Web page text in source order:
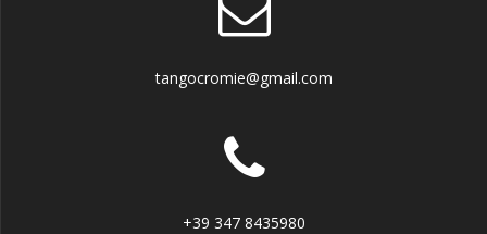
tangocromie@gmail.com
+39 347 8435980